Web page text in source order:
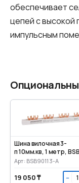
обеспечивает
цепей с высокой
импульсным
Шина вилочная 3-
п 10мм.кв, 1 метр, BSB
Арт: BSB90113-A
19 050 ₸ −